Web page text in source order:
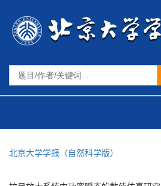
北京大学学报（自然科学版）